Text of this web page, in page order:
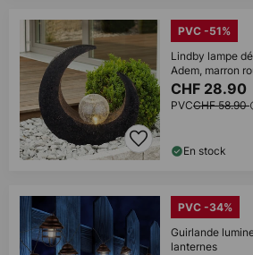
PVC -51%
Lindby lampe
Adem, marron
CHF 28.90
PVCCHF 58.90
En stock
PVC -34%
Guirlande
lanternes